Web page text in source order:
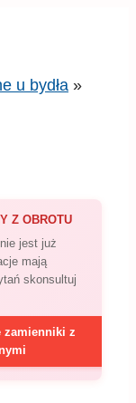
u bydła »
Z OBROTU
jest już
mają
skonsultuj
zamienniki z